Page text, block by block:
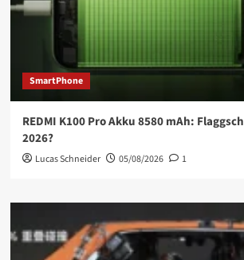
SmartPhone
REDMI K100 Pro Akku 8580 mAh:
2026?
Lucas Schneider 05/08/2026 1